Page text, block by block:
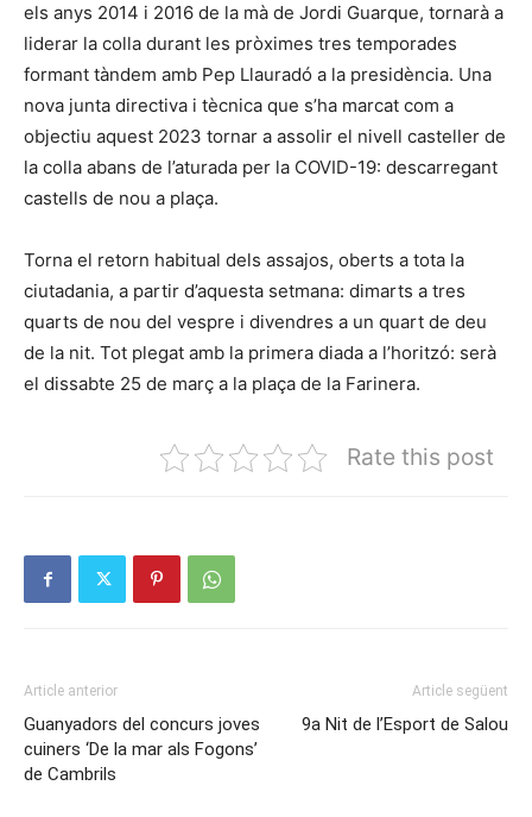
els anys 2014 i 2016 de la mà de Jordi Guarque, tornarà a
liderar la colla durant les pròximes tres temporades
formant tàndem amb Pep Llauradó a la presidència. Una
nova junta directiva i tècnica que s’ha marcat com a
objectiu aquest 2023 tornar a assolir el nivell casteller de
la colla abans de l’aturada per la COVID-19: descarregant
castells de nou a plaça.
Torna el retorn habitual dels assajos, oberts a tota la
ciutadania, a partir d’aquesta setmana: dimarts a tres
quarts de nou del vespre i divendres a un quart de deu
de la nit. Tot plegat amb la primera diada a l’horitzó: serà
el dissabte 25 de març a la plaça de la Farinera.
Rate this post
Article anterior
Guanyadors del concurs joves
cuiners ‘De la mar als Fogons’
de Cambrils
Article següent
9a Nit de l’Esport de Salou